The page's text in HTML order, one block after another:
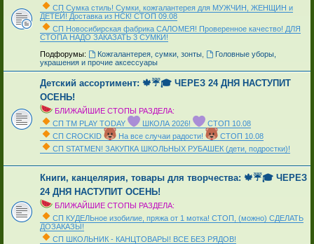
СП Сумка стиль! Сумки, кожгалантерея для МУЖЧИН, ЖЕНЩИН и
ДЕТЕЙ! Доставка из НСК! СТОП 09.08
СП Новосибирская фабрика CAЛOMEЯ! Проверенное качество! ДЛЯ
СТОПА НАДО ЗАКАЗАТЬ 3 СУМКИ!
Подфорумы: Кожгалантерея, сумки, зонты,
Головные уборы,
украшения и прочие аксессуары
Детский ассортимент: 🍁☔🎓 ЧЕРЕЗ 24 ДНЯ НАСТУПИТ
ОСЕНЬ!
БЛИЖАЙШИЕ СТОПЫ РАЗДЕЛА:
СП ТМ PLAY TODAY
ШКОЛА 2026!
СТОП 10.08
СП CROCKID
На все случаи радости!
СТОП 10.08
СП STATMEN! ЗАКУПКА ШКОЛЬНЫХ РУБАШЕК (дети, подростки)!
Книги, канцелярия, товары для творчества: 🍁☔🎓 ЧЕРЕЗ
24 ДНЯ НАСТУПИТ ОСЕНЬ!
БЛИЖАЙШИЕ СТОПЫ РАЗДЕЛА:
СП КУДЕЛЬное изобилие, пряжа от 1 мотка! СТОП, (можно) СДЕЛАТЬ
ДОЗАКАЗЫ!
СП ШКОЛЬНИК - КАНЦТОВАРЫ! ВСЕ БЕЗ РЯДОВ!